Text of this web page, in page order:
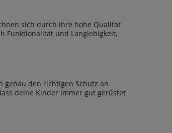
sich durch ihre hohe Qualität
Funktionalität und Langlebigkeit,
genau den richtigen Schutz an
deine Kinder immer gut gerüstet